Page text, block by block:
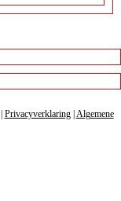
Privacyverklaring| Algemene